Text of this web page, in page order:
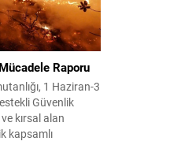
Raporu
1 Haziran-3
Güvenlik
kırsal alan
kapsamlı